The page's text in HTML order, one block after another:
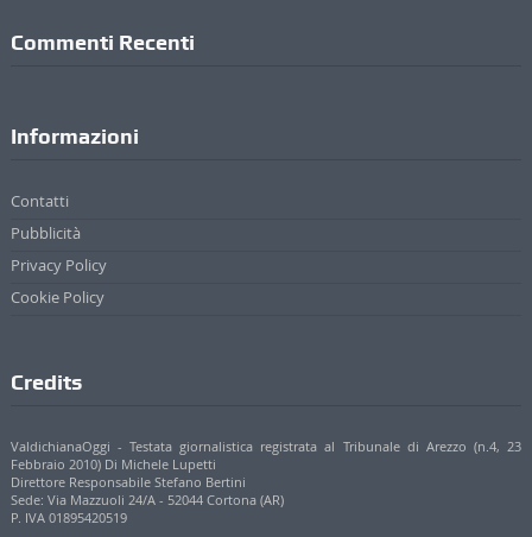
Commenti Recenti
Informazioni
Contatti
Pubblicità
Privacy Policy
Cookie Policy
Credits
ValdichianaOggi - Testata giornalistica registrata al Tribunale di Arezzo (n.4, 23
Febbraio 2010) Di Michele Lupetti
Direttore Responsabile Stefano Bertini
Sede: Via Mazzuoli 24/A - 52044 Cortona (AR)
P. IVA 01895420519